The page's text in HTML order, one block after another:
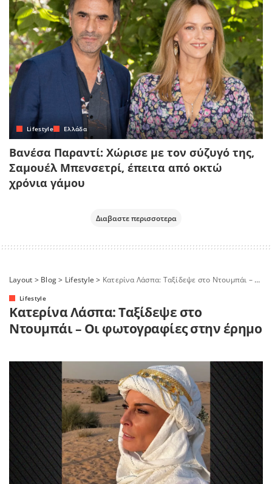
Lifestyle Ελλάδα
Βανέσα Παραντί: Χώρισε με τον σύζυγό της,
Σαμουέλ Μπενσετρί, έπειτα από οκτώ
χρόνια γάμου
Διαβαστε περισσοτερα
Layout > Blog> Lifestyle > Κατερίνα Λάσπα: Ταξίδεψε στο Ντουμπάι – Οι φωτογραφίες στην έρημο
Lifestyle
Κατερίνα Λάσπα: Ταξίδεψε στο
Ντουμπάι – Οι φωτογραφίες στην έρημο